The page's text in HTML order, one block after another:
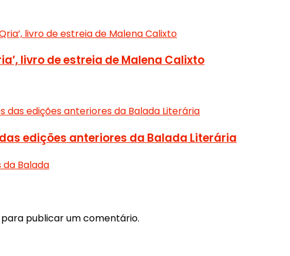
livro de estreia de Malena Calixto
edições anteriores da Balada Literária
da Balada
para publicar um comentário.